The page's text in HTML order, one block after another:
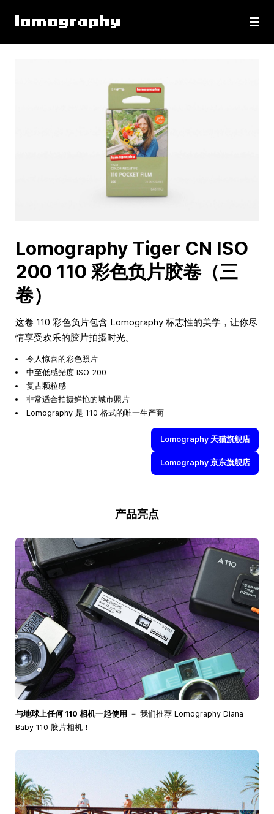
Lomography Tiger CN ISO
200 110 彩色负片胶卷（三
卷）
这卷 110 彩色负片包含 Lomography 标志性的美学，让你尽
情享受欢乐的胶片拍摄时光。
令人惊喜的彩色照片
中至低感光度 ISO 200
复古颗粒感
非常适合拍摄鲜艳的城市照片
Lomography 是 110 格式的唯一生产商
Lomography 天猫旗舰店
Lomography 京东旗舰店
产品亮点
与地球上任何 110 相机一起使用 － 我们推荐 Lomography Diana
Baby 110 胶片相机！